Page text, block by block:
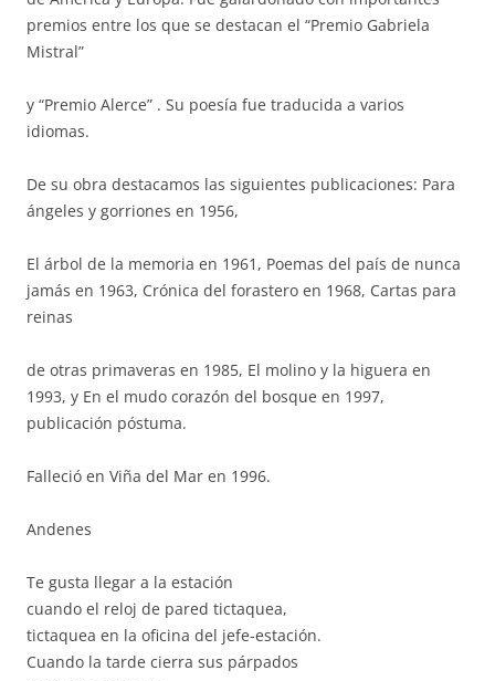
premios entre los que se destacan el “Premio Gabriela
Mistral”
y “Premio Alerce” . Su poesía fue traducida a varios
idiomas.
De su obra destacamos las siguientes publicaciones: Para
ángeles y gorriones en 1956,
El árbol de la memoria en 1961, Poemas del país de nunca
jamás en 1963, Crónica del forastero en 1968, Cartas para
reinas
de otras primaveras en 1985, El molino y la higuera en
1993, y En el mudo corazón del bosque en 1997,
publicación póstuma.
Falleció en Viña del Mar en 1996.
Andenes
Te gusta llegar a la estación
cuando el reloj de pared tictaquea,
tictaquea en la oficina del jefe-estación.
Cuando la tarde cierra sus párpados